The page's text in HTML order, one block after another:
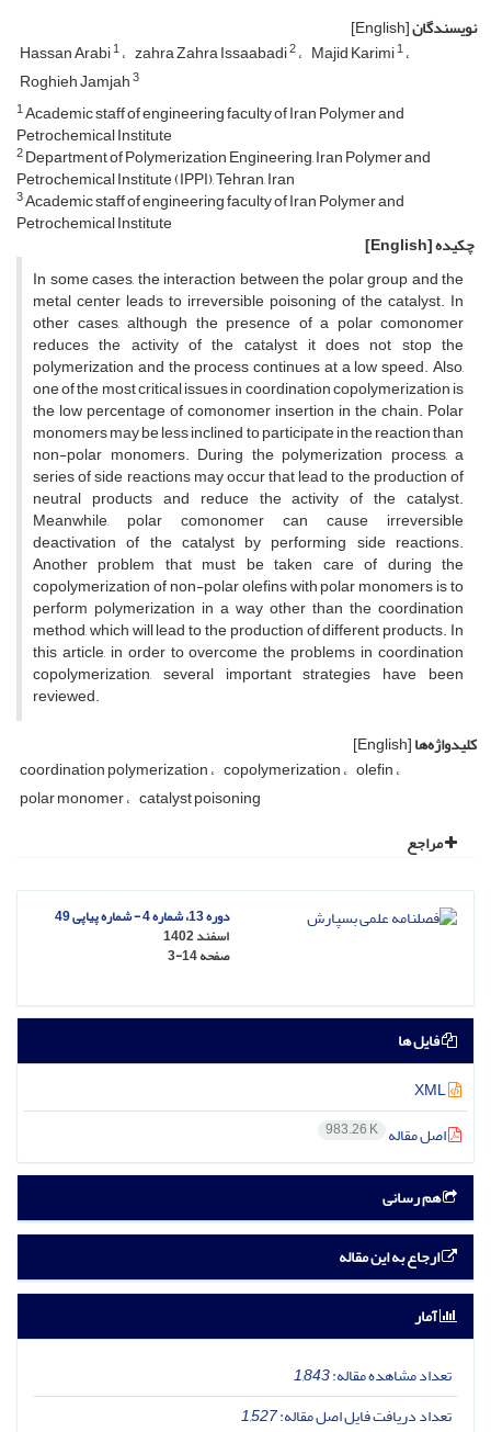
نویسندگان[English]
Hassan Arabi1 zahra Zahra Issaabadi2 Majid Karimi1
Roghieh Jamjah3
1Academic staff of engineering faculty of Iran Polymer and
Petrochemical Institute
2Department of Polymerization Engineering, Iran Polymer and
Petrochemical Institute (IPPI), Tehran, Iran
3Academic staff of engineering faculty of Iran Polymer and
Petrochemical Institute
چکیده[English]
In some cases, the interaction between the polar group and the
metal center leads to irreversible poisoning of the catalyst. In
other cases, although the presence of a polar comonomer
reduces the activity of the catalyst, it does not stop the
polymerization and the process continues at a low speed. Also,
one of the most critical issues in coordination copolymerization is
the low percentage of comonomer insertion in the chain. Polar
monomers may be less inclined to participate in the reaction than
non-polar monomers. During the polymerization process, a
series of side reactions may occur that lead to the production of
neutral products and reduce the activity of the catalyst.
Meanwhile, polar comonomer can cause irreversible
deactivation of the catalyst by performing side reactions.
Another problem that must be taken care of during the
copolymerization of non-polar olefins with polar monomers is to
perform polymerization in a way other than the coordination
method, which will lead to the production of different products. In
this article, in order to overcome the problems in coordination
copolymerization, several important strategies have been
reviewed.
کلیدواژه‌ها[English]
coordination polymerization copolymerization olefin
polar monomer catalyst poisoning
مراجع
دوره 13، شماره 4 - شماره پیاپی 49
اسفند 1402
صفحه3-14
فایل ها
اصل مقاله 983.26 K
هم رسانی
ارجاع به این مقاله
آمار
تعداد مشاهده مقاله:1,843
تعداد دریافت فایل اصل مقاله:1,527